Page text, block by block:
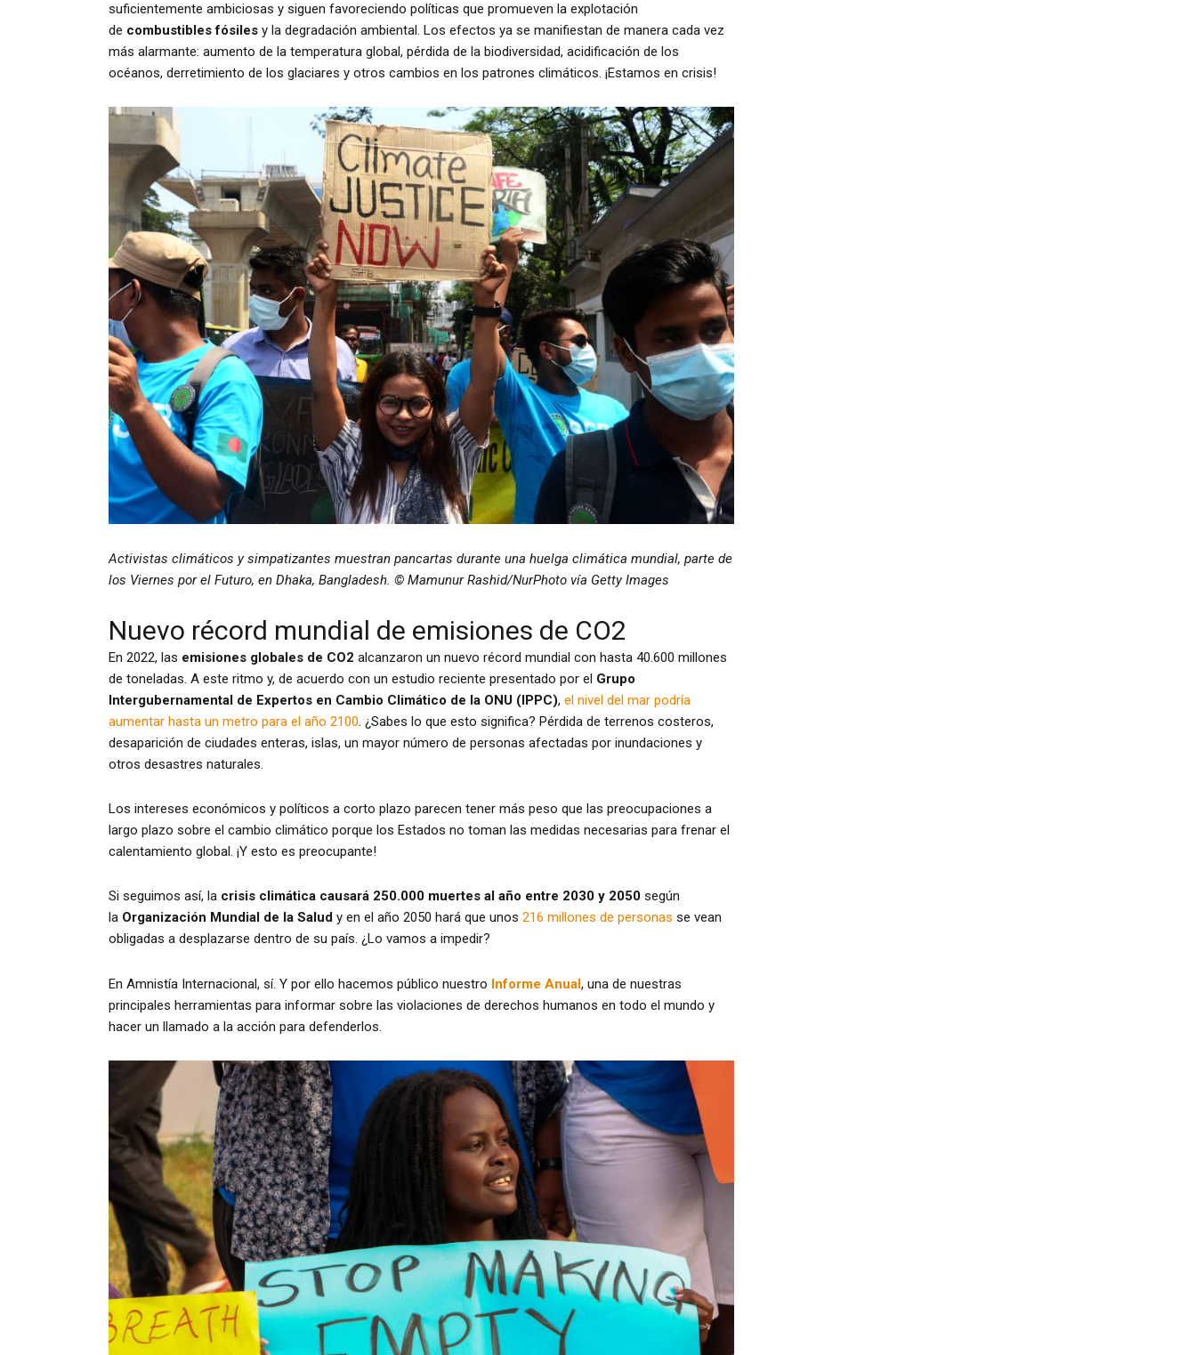
suficientemente ambiciosas y siguen favoreciendo políticas que promueven la explotación
de combustibles fósiles y la degradación ambiental. Los efectos ya se manifiestan de manera cada vez
más alarmante: aumento de la temperatura global, pérdida de la biodiversidad, acidificación de los
océanos, derretimiento de los glaciares y otros cambios en los patrones climáticos. ¡Estamos en crisis!
Activistas climáticos y simpatizantes muestran pancartas durante una huelga climática mundial, parte de
los Viernes por el Futuro, en Dhaka, Bangladesh. © Mamunur Rashid/NurPhoto vía Getty Images
Nuevo récord mundial de emisiones de CO2
En 2022, las emisiones globales de CO2 alcanzaron un nuevo récord mundial con hasta 40.600 millones
de toneladas. A este ritmo y, de acuerdo con un estudio reciente presentado por el Grupo
Intergubernamental de Expertos en Cambio Climático de la ONU (IPPC), el nivel del mar podría
aumentar hasta un metro para el año 2100. ¿Sabes lo que esto significa? Pérdida de terrenos costeros,
desaparición de ciudades enteras, islas, un mayor número de personas afectadas por inundaciones y
otros desastres naturales.
Los intereses económicos y políticos a corto plazo parecen tener más peso que las preocupaciones a
largo plazo sobre el cambio climático porque los Estados no toman las medidas necesarias para frenar el
calentamiento global. ¡Y esto es preocupante!
Si seguimos así, la crisis climática causará 250.000 muertes al año entre 2030 y 2050 según
la Organización Mundial de la Salud y en el año 2050 hará que unos 216 millones de personas se vean
obligadas a desplazarse dentro de su país. ¿Lo vamos a impedir?
En Amnistía Internacional, sí. Y por ello hacemos público nuestro Informe Anual, una de nuestras
principales herramientas para informar sobre las violaciones de derechos humanos en todo el mundo y
hacer un llamado a la acción para defenderlos.